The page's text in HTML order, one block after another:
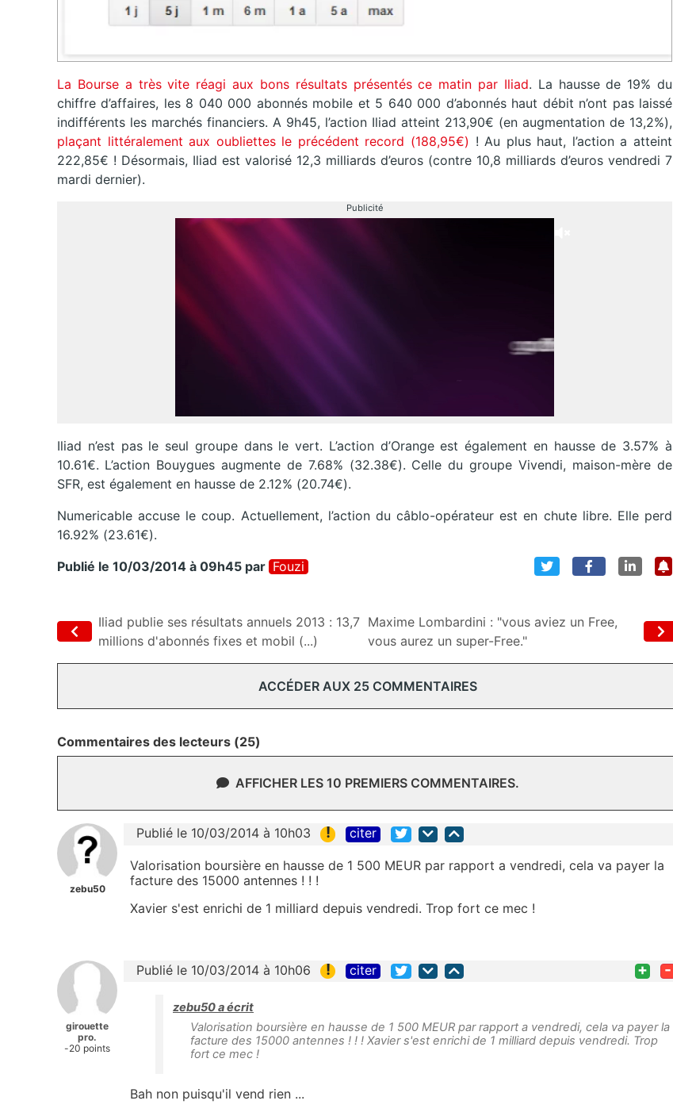
La Bourse a très vite réagi aux bons résultats présentés ce matin par Iliad. La hausse de 19% du
chiffre d’affaires, les 8 040 000 abonnés mobile et 5 640 000 d’abonnés haut débit n’ont pas laissé
indifférents les marchés financiers. A 9h45, l’action Iliad atteint 213,90€ (en augmentation de 13,2%),
plaçant littéralement aux oubliettes le précédent record (188,95€) ! Au plus haut, l’action a atteint
222,85€ ! Désormais, Iliad est valorisé 12,3 milliards d’euros (contre 10,8 milliards d’euros vendredi 7
mardi dernier).
Publicité
Iliad n’est pas le seul groupe dans le vert. L’action d’Orange est également en hausse de 3.57% à
10.61€. L’action Bouygues augmente de 7.68% (32.38€). Celle du groupe Vivendi, maison-mère de
SFR, est également en hausse de 2.12% (20.74€).
Numericable accuse le coup. Actuellement, l’action du câblo-opérateur est en chute libre. Elle perd
16.92% (23.61€).
Publié le 10/03/2014 à 09h45 par Fouzi
Iliad publie ses résultats annuels 2013 : 13,7
millions d'abonnés fixes et mobil (...)
Maxime Lombardini : "vous aviez un Free,
vous aurez un super-Free."
ACCÉDER AUX 25 COMMENTAIRES
Commentaires des lecteurs (25)
AFFICHER LES 10 PREMIERS COMMENTAIRES.
zebu50
Publié le 10/03/2014 à 10h03 ! citer
Valorisation boursière en hausse de 1 500 MEUR par rapport a vendredi, cela va payer la
facture des 15000 antennes ! ! !
Xavier s'est enrichi de 1 milliard depuis vendredi. Trop fort ce mec !
girouette
pro.
-20 points
Publié le 10/03/2014 à 10h06 ! citer + -
zebu50 a écrit
Valorisation boursière en hausse de 1 500 MEUR par rapport a vendredi, cela va payer la
facture des 15000 antennes ! ! ! Xavier s'est enrichi de 1 milliard depuis vendredi. Trop
fort ce mec !
Bah non puisqu'il vend rien ...